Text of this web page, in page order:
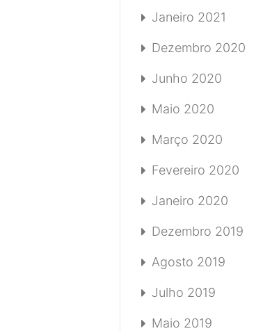
Janeiro 2021
Dezembro 2020
Junho 2020
Maio 2020
Março 2020
Fevereiro 2020
Janeiro 2020
Dezembro 2019
Agosto 2019
Julho 2019
Maio 2019